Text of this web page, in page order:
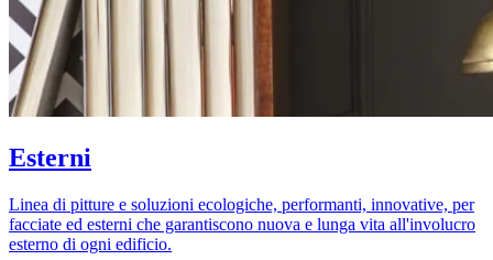
Esterni
Linea di pitture e soluzioni ecologiche, performanti, innovative, per
facciate ed esterni che garantiscono nuova e lunga vita all'involucro
esterno di ogni edificio.